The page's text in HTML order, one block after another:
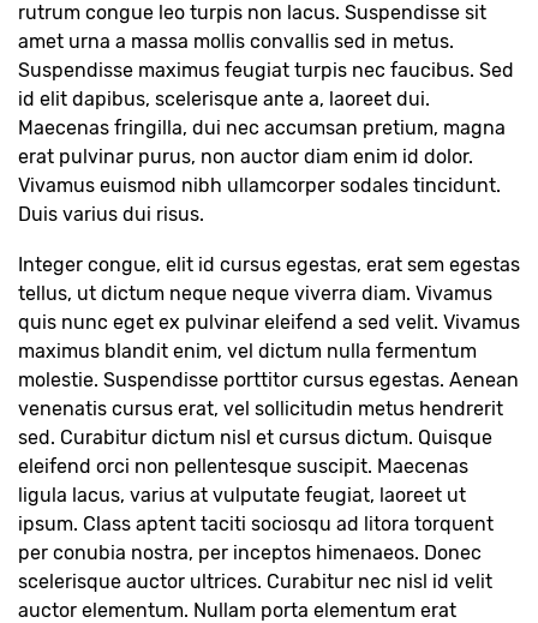
rutrum congue leo turpis non lacus. Suspendisse sit
amet urna a massa mollis convallis sed in metus.
Suspendisse maximus feugiat turpis nec faucibus. Sed
id elit dapibus, scelerisque ante a, laoreet dui.
Maecenas fringilla, dui nec accumsan pretium, magna
erat pulvinar purus, non auctor diam enim id dolor.
Vivamus euismod nibh ullamcorper sodales tincidunt.
Duis varius dui risus.
Integer congue, elit id cursus egestas, erat sem egestas
tellus, ut dictum neque neque viverra diam. Vivamus
quis nunc eget ex pulvinar eleifend a sed velit. Vivamus
maximus blandit enim, vel dictum nulla fermentum
molestie. Suspendisse porttitor cursus egestas. Aenean
venenatis cursus erat, vel sollicitudin metus hendrerit
sed. Curabitur dictum nisl et cursus dictum. Quisque
eleifend orci non pellentesque suscipit. Maecenas
ligula lacus, varius at vulputate feugiat, laoreet ut
ipsum. Class aptent taciti sociosqu ad litora torquent
per conubia nostra, per inceptos himenaeos. Donec
scelerisque auctor ultrices. Curabitur nec nisl id velit
auctor elementum. Nullam porta elementum erat